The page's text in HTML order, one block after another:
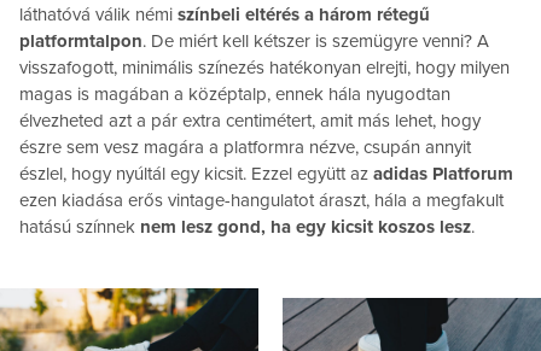
láthatóvá válik némi színbeli eltérés a három rétegű
platformtalpon. De miért kell kétszer is szemügyre venni? A
visszafogott, minimális színezés hatékonyan elrejti, hogy milyen
magas is magában a középtalp, ennek hála nyugodtan
élvezheted azt a pár extra centimétert, amit más lehet, hogy
észre sem vesz magára a platformra nézve, csupán annyit
észlel, hogy nyúltál egy kicsit. Ezzel együtt az adidas Platforum
ezen kiadása erős vintage-hangulatot áraszt, hála a megfakult
hatású színnek nem lesz gond, ha egy kicsit koszos lesz.